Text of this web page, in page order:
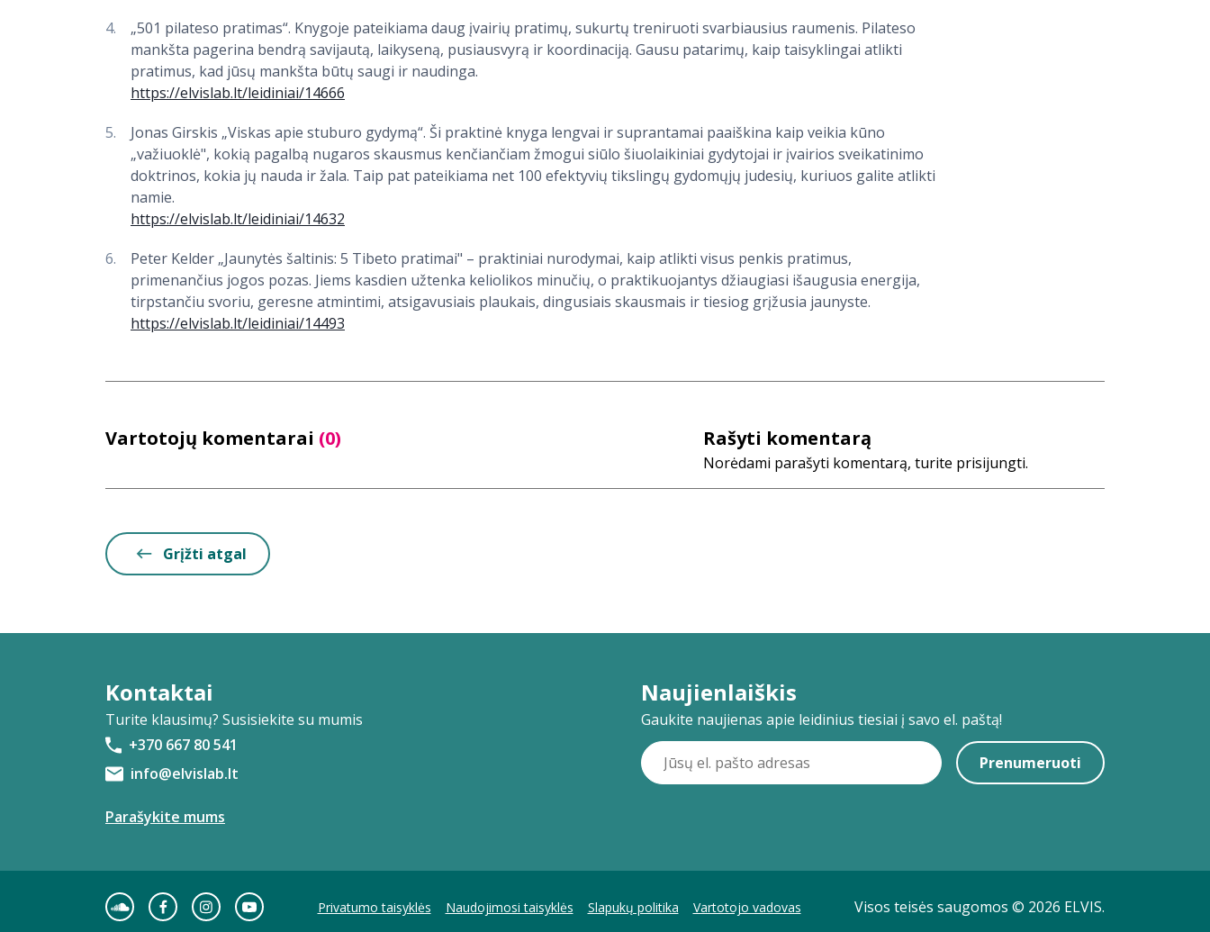
„501 pilateso pratimas“. Knygoje pateikiama daug įvairių pratimų, sukurtų treniruoti svarbiausius raumenis. Pilateso
mankšta pagerina bendrą savijautą, laikyseną, pusiausvyrą ir koordinaciją. Gausu patarimų, kaip taisyklingai atlikti
pratimus, kad jūsų mankšta būtų saugi ir naudinga.
https://elvislab.lt/leidiniai/14666
Jonas Girskis „Viskas apie stuburo gydymą“. Ši praktinė knyga lengvai ir suprantamai paaiškina kaip veikia kūno
„važiuoklė", kokią pagalbą nugaros skausmus kenčiančiam žmogui siūlo šiuolaikiniai gydytojai ir įvairios sveikatinimo
doktrinos, kokia jų nauda ir žala. Taip pat pateikiama net 100 efektyvių tikslingų gydomųjų judesių, kuriuos galite atlikti
namie.
https://elvislab.lt/leidiniai/14632
Peter Kelder „Jaunytės šaltinis: 5 Tibeto pratimai" – praktiniai nurodymai, kaip atlikti visus penkis pratimus,
primenančius jogos pozas. Jiems kasdien užtenka keliolikos minučių, o praktikuojantys džiaugiasi išaugusia energija,
tirpstančiu svoriu, geresne atmintimi, atsigavusiais plaukais, dingusiais skausmais ir tiesiog grįžusia jaunyste.
https://elvislab.lt/leidiniai/14493
Vartotojų komentarai (0) Rašyti komentarą
Norėdami parašyti komentarą, turite prisijungti.
Grįžti atgal
Kontaktai
Turite klausimų? Susisiekite su mumis
+370 667 80 541
info@elvislab.lt
Parašykite mums
Naujienlaiškis
Gaukite naujienas apie leidinius tiesiai į savo el. paštą!
Prenumeruoti
Visos teisės saugomos © 2026 ELVIS.
Privatumo taisyklės Naudojimosi taisyklės Slapukų politika Vartotojo vadovas